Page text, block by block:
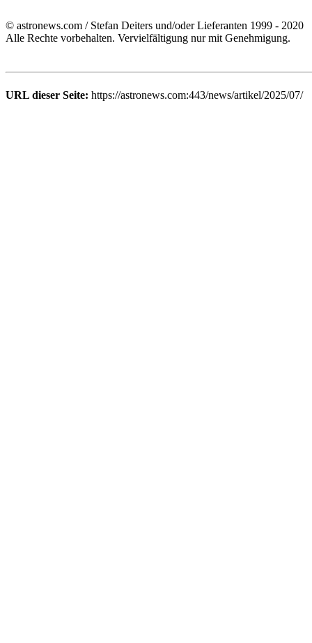
© astronews.com / Stefan Deiters und/oder Lieferanten 1999 - 2020
Alle Rechte vorbehalten. Vervielfältigung nur mit Genehmigung.
URL dieser Seite: https://astronews.com:443/news/artikel/2025/07/